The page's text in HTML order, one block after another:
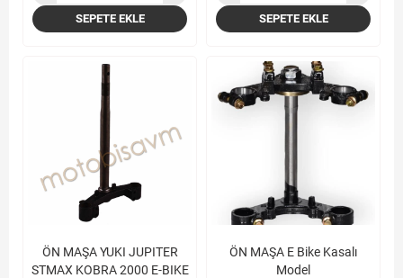
SEPETE EKLE SEPETE EKLE
ÖN MAŞA YUKI JUPITER
STMAX KOBRA 2000 E-BIKE
ÖN MAŞA E Bike Kasalı
Model